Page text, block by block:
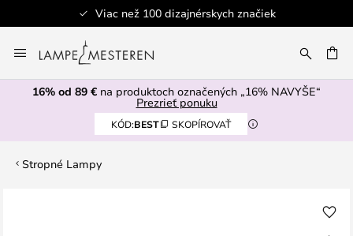
Viac než 100 dizajnérskych značiek
to
Content
16% od 89 € na produktoch označených „16% NAVYŠE“
Prezrieť ponuku
KÓD:BEST SKOPÍROVAŤ
Stropné Lampy